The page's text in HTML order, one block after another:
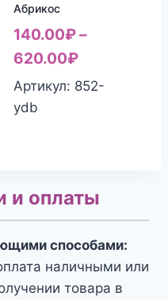
Абрикос
140.00₽–
620.00₽
Артикул: 852-
ydb
и оплаты
способами:
наличными или
товара в